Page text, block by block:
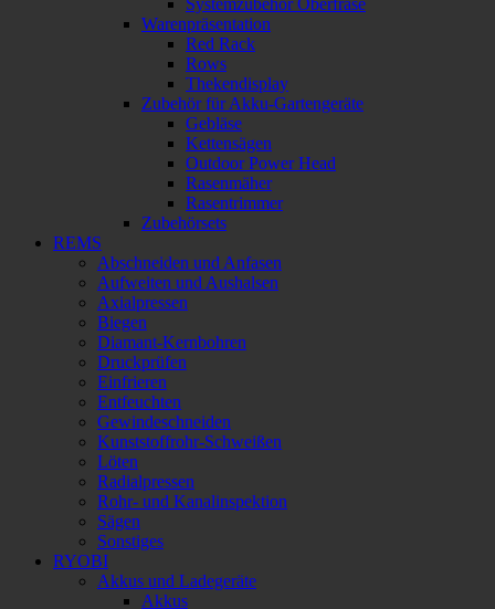
Systemzubehör Oberfräse
Warenpräsentation
Red Rack
Rows
Thekendisplay
Zubehör für Akku-Gartengeräte
Gebläse
Kettensägen
Outdoor Power Head
Rasenmäher
Rasentrimmer
Zubehörsets
REMS
Abschneiden und Anfasen
Aufweiten und Aushalsen
Axialpressen
Biegen
Diamant-Kernbohren
Druckprüfen
Einfrieren
Entfeuchten
Gewindeschneiden
Kunststoffrohr-Schweißen
Löten
Radialpressen
Rohr- und Kanalinspektion
Sägen
Sonstiges
RYOBI
Akkus und Ladegeräte
Akkus